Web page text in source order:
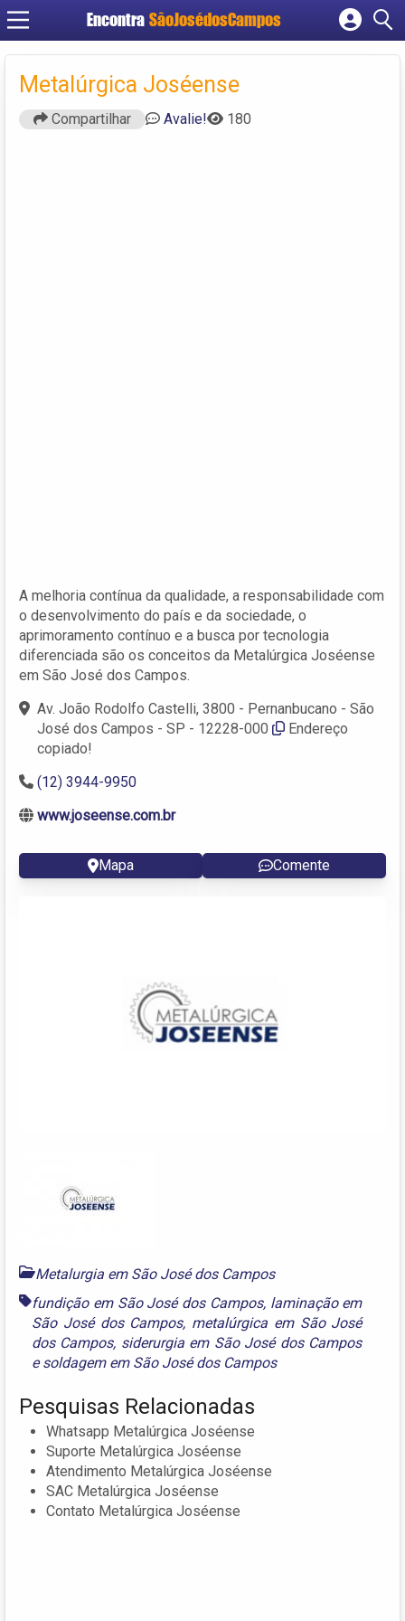
Encontra SãoJosédosCampos
Cadastrar empresa
Criar conta
Metalúrgica Joséense
Compartilhar Avalie! 180
A melhoria contínua da qualidade, a responsabilidade com
o desenvolvimento do país e da sociedade, o
aprimoramento contínuo e a busca por tecnologia
diferenciada são os conceitos da Metalúrgica Joséense
em São José dos Campos.
Av. João Rodolfo Castelli, 3800 - Pernanbucano - São
José dos Campos - SP - 12228-000
Endereço
copiado!
(12) 3944-9950
www.joseense.com.br
Mapa Comente
Metalurgia em São José dos Campos
fundição em São José dos Campos, laminação em
São José dos Campos, metalúrgica em São José
dos Campos, siderurgia em São José dos Campos
esoldagem em São José dos Campos
Pesquisas Relacionadas
Whatsapp Metalúrgica Joséense
Suporte Metalúrgica Joséense
Atendimento Metalúrgica Joséense
SAC Metalúrgica Joséense
Contato Metalúrgica Joséense